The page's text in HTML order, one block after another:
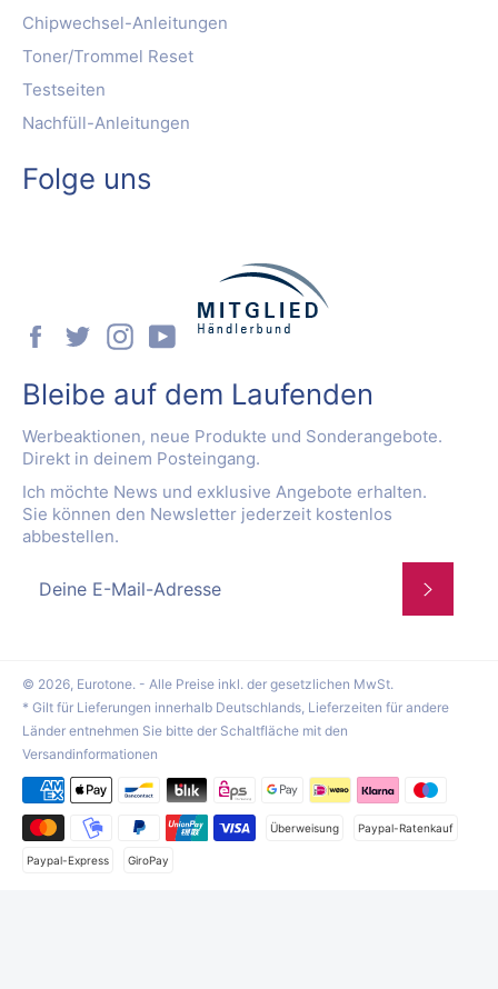
Chipwechsel-Anleitungen
Toner/Trommel Reset
Testseiten
Nachfüll-Anleitungen
Folge uns
FacebookTwitterInstagramYouTube
Bleibe auf dem Laufenden
Werbeaktionen, neue Produkte und Sonderangebote.
Direkt in deinem Posteingang.
Ich möchte News und exklusive Angebote erhalten.
Sie können den Newsletter jederzeit kostenlos
abbestellen.
© 2026, Eurotone. - Alle Preise inkl. der gesetzlichen MwSt.
* Gilt für Lieferungen innerhalb Deutschlands, Lieferzeiten für andere
Länder entnehmen Sie bitte der Schaltfläche mit den
Versandinformationen
Zahlungsmethoden
Überweisung Paypal-Ratenkauf
Paypal-Express GiroPay